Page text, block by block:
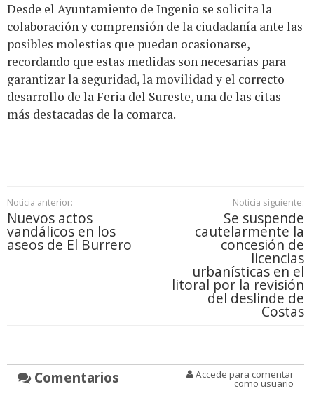
Desde el Ayuntamiento de Ingenio se solicita la
colaboración y comprensión de la ciudadanía ante las
posibles molestias que puedan ocasionarse,
recordando que estas medidas son necesarias para
garantizar la seguridad, la movilidad y el correcto
desarrollo de la Feria del Sureste, una de las citas
más destacadas de la comarca.
Noticia anterior:
Nuevos actos
vandálicos en los
aseos de El Burrero
Noticia siguiente:
Se suspende
cautelarmente la
concesión de
licencias
urbanísticas en el
litoral por la revisión
del deslinde de
Costas
Comentarios Accede para comentar
como usuario